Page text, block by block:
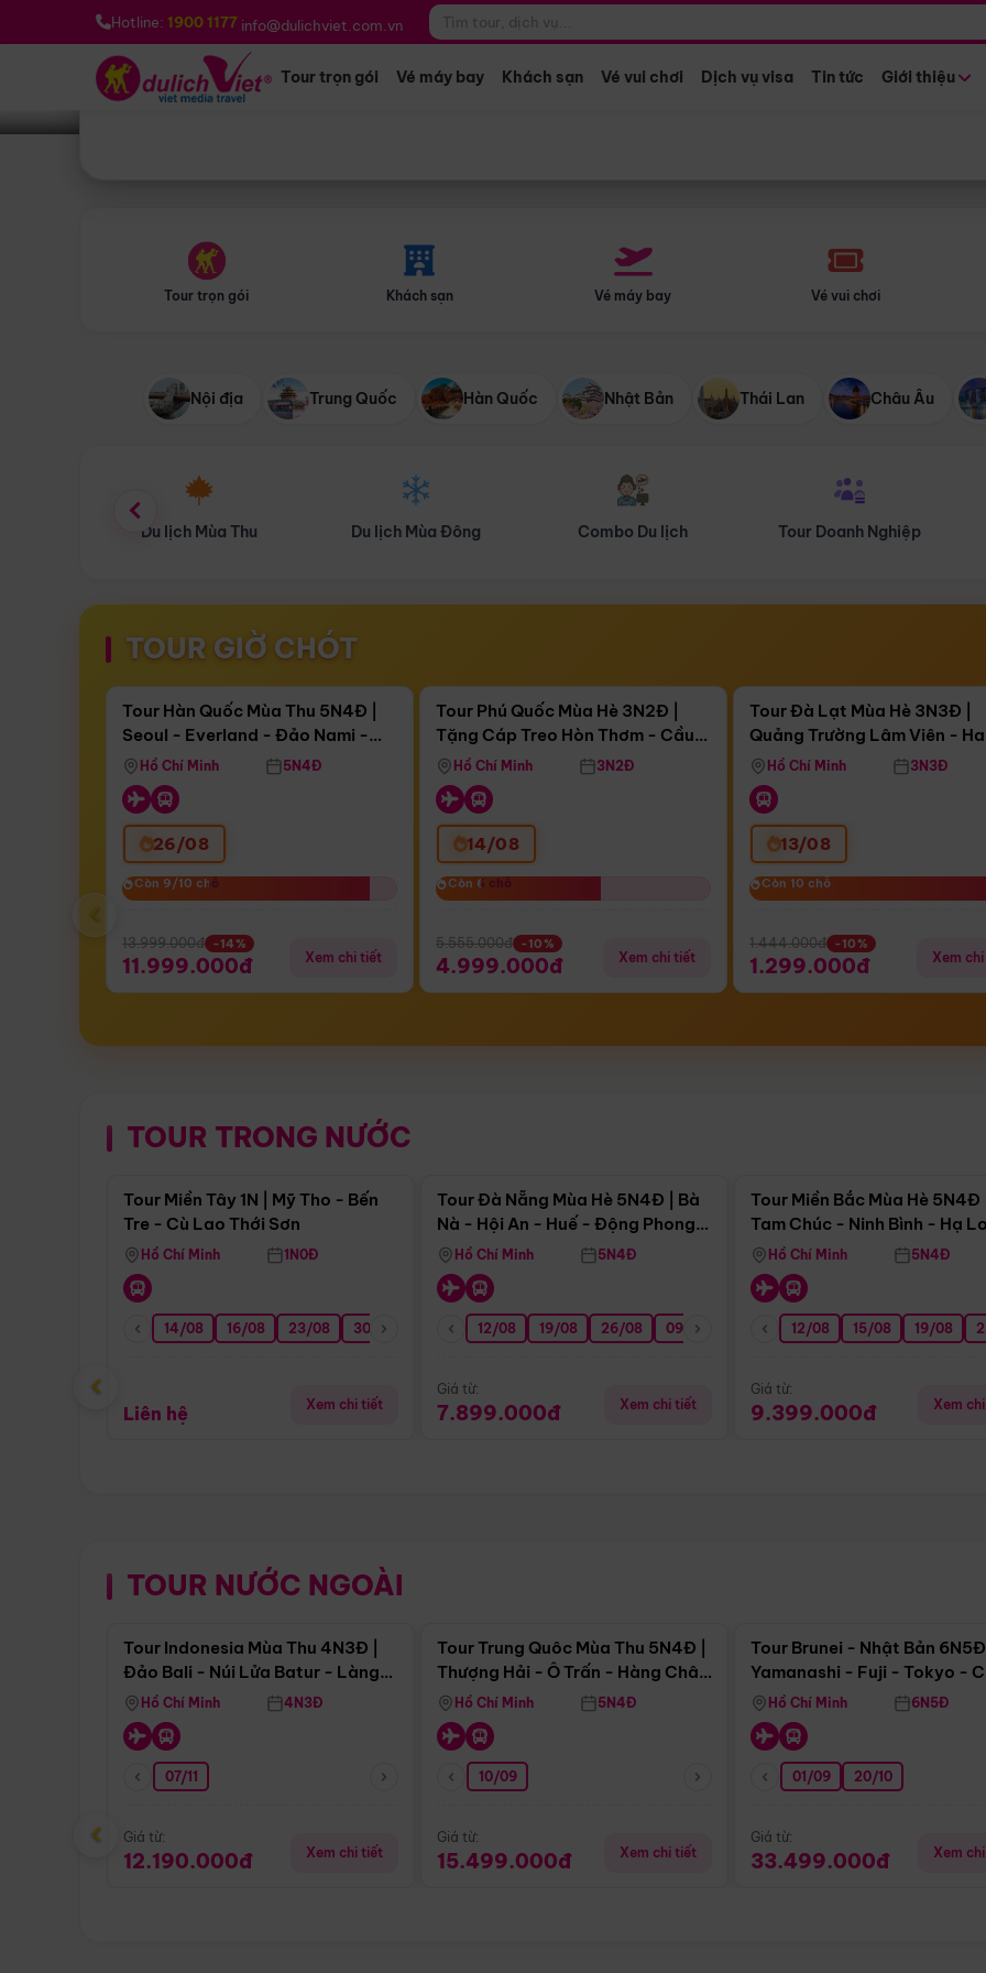
Hotline: 1900 1177 info@dulichviet.com.vn
Tour trọn gói Vé máy bay Khách sạn Vé vui chơi Dịch vụ visa Tin tức Giới thiệu
Bạn muốn đi đâu? *
Tour trọn gói Khách sạn Vé máy bay Vé vui chơi
Nội địa Trung Quốc Hàn Quốc Nhật Bản Thái Lan Châu Âu
Du lịch Mùa Đông Combo Du lịch Tour Doanh Nghiệp Du lịch Hành Hương
TOUR GIỜ CHÓT
Còn16 ngày 09:31:41
Bay Sun Phuquoc Airways
Điểm nổi bật
Tour Hàn Quốc Mùa Thu 5N4Đ |
Seoul - Everland - Đảo Nami -
Tháp Namsan (Bay Sun Phuquoc
Airways)
Hồ Chí Minh 5N4Đ
26/08
Còn 9/10 chỗ
Còn 9/10 chỗ
13.999.000đ -14%
11.999.000đ Xem chi tiết
Còn04 ngày 09:31:41
Tặng Cáp Treo Hòn Thơm
Tour Phú Quốc Mùa Hè 3N2Đ |
Tặng Cáp Treo Hòn Thơm - Cầu
Hôn - Công Viên Nước Aquatopia
Hồ Chí Minh 3N2Đ
14/08
Còn 6 chỗ
Còn 6 chỗ
5.555.000đ -10%
4.999.000đ Xem chi tiết
Còn03 ngày 09:31:41
Tour Đà Lạt Mùa Hè 3N3Đ |
Quảng Trường Lâm Viên -
Hill - Puppy Farm
Hồ Chí Minh 3N3Đ
13/08
Còn 10 chỗ
Còn 10 chỗ
1.444.000đ -10%
1.299.000đ Xem
‹
TOUR TRONG NƯỚC
Điểm nổi bật
Tour Miền Tây 1N | Mỹ Tho - Bến
Tre - Cù Lao Thới Sơn
Hồ Chí Minh 1N0Đ
14/08 16/08 23/08 30/08 06/09 13/09 20/09 27/09
Liên hệ Xem chi tiết
Tour Đà Nẵng Mùa Hè 5N4Đ | Bà
Nà - Hội An - Huế - Động Phong
NhaHồ Chí Minh 5N4Đ
12/08 19/08 26/08 09/09 16/09 23/09 30/09 07/10
Giá từ:
7.899.000đ Xem chi tiết
Tour Miền Bắc Mùa Hè 5N4Đ |
Tam Chúc - Ninh Bình - Hạ
Hồ Chí Minh 5N4Đ
12/08 15/08 19/08
Giá từ:
9.399.000đ Xem
‹
TOUR NƯỚC NGOÀI
Điểm nổi bật
Tour Indonesia Mùa Thu 4N3Đ |
Đảo Bali - Núi Lửa Batur - Làng
Penglipuran
Hồ Chí Minh 4N3Đ
07/11
Giá từ:
12.190.000đ Xem chi tiết
Tour Trung Quôc Mùa Thu 5N4Đ |
Thượng Hải - Ô Trấn - Hàng Châu
(Tour Không Shopping)
Hồ Chí Minh 5N4Đ
10/09
Giá từ:
15.499.000đ Xem chi tiết
Tour Brunei - Nhật Bản 6N5Đ |
Yamanashi - Fuji - Tokyo -
- Freeday
Hồ Chí Minh 6N5Đ
01/09 20/10
Giá từ:
33.499.000đ Xem
‹